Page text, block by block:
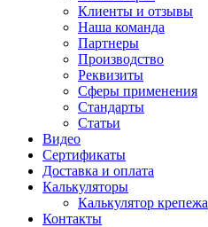
Клиенты и отзывы
Наша команда
Партнеры
Производство
Реквизиты
Сферы применения
Стандарты
Статьи
Видео
Сертификаты
Доставка и оплата
Калькуляторы
Калькулятор крепежа
Контакты